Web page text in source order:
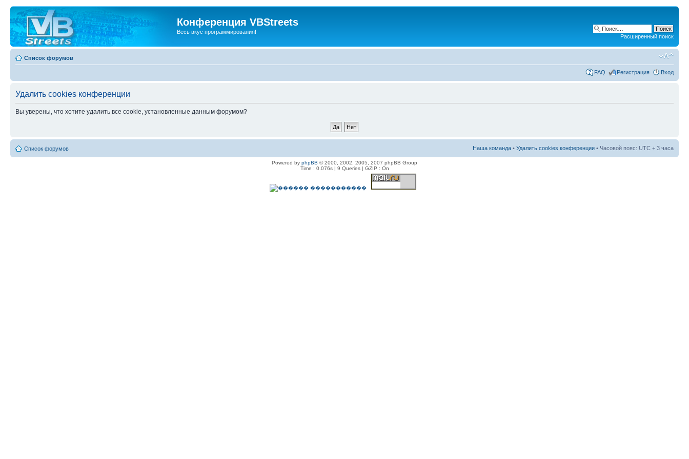
Конференция VBStreets
Весь вкус программирования!
Расширенный поиск
Список форумов
FAQ Регистрация Вход
Удалить cookies конференции
Вы уверены, что хотите удалить все cookie, установленные данным форумом?
Список форумов Наша команда • Удалить cookies конференции • Часовой пояс: UTC + 3 часа
Powered by phpBB © 2000, 2002, 2005, 2007 phpBB Group
Time : 0.076s | 9 Queries | GZIP : On